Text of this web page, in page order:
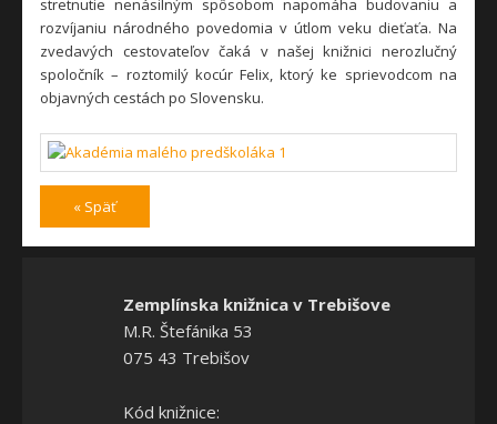
stretnutie nenásilným spôsobom napomáha budovaniu a
rozvíjaniu národného povedomia v útlom veku dieťaťa. Na
zvedavých cestovateľov čaká v našej knižnici nerozlučný
spoločník – roztomilý kocúr Felix, ktorý ke sprievodcom na
objavných cestách po Slovensku.
« Späť
Zemplínska knižnica v Trebišove
M.R. Štefánika 53
075 43 Trebišov
Kód knižnice: